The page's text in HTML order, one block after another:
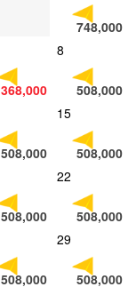
748,000
368,000
8
508,000
508,000
15
508,000
508,000
22
508,000
508,000
29
508,000